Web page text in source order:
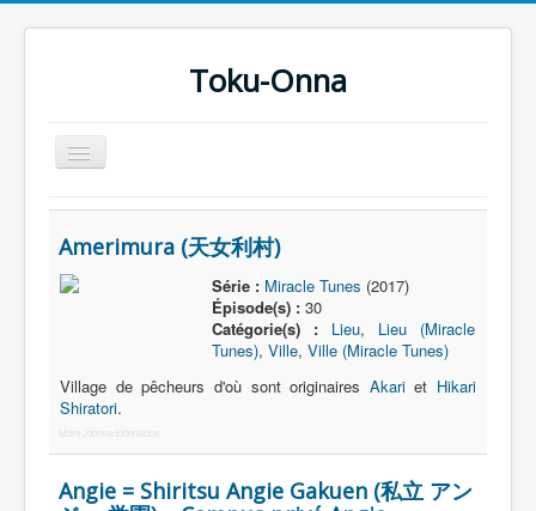
Toku-Onna
Basculer
la
Accueil
Toku-Actrices
Toku-Critiques
COSAA
Dessins
Artiste Asperger
Amerimura (天女利村)
Série : Miracle Tunes (2017)
Épisode(s) :30
Catégorie(s) :
Lieu, Lieu (Miracle
Tunes), Ville, Ville (Miracle Tunes)
Village de pêcheurs d'où sont originaires Akariet Hikari
Shiratori.
More Joomla Extensions
Angie = Shiritsu Angie Gakuen (私立 アン